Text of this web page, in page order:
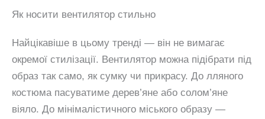
Як носити вентилятор стильно
Найцікавіше в цьому тренді — він не вимагає
окремої стилізації. Вентилятор можна підібрати під
образ так само, як сумку чи прикрасу. До лляного
костюма пасуватиме дерев’яне або солом’яне
віяло. До мінімалістичного міського образу —